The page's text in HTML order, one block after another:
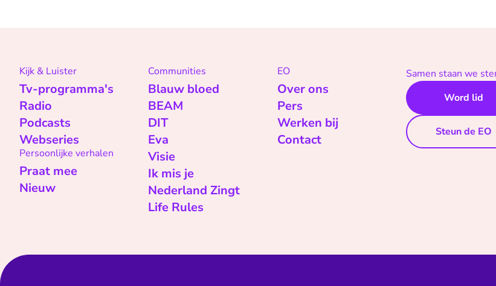
Kijk & Luister
Tv-programma's
Radio
Podcasts
Webseries
Persoonlijke verhalen
Praat mee
Nieuw
Communities
Blauw bloed
BEAM
DIT
Eva
Visie
Ik mis je
Nederland Zingt
Life Rules
EO
Over ons
Pers
Werken bij
Contact
Samen staan we
Word lid
Steun de EO